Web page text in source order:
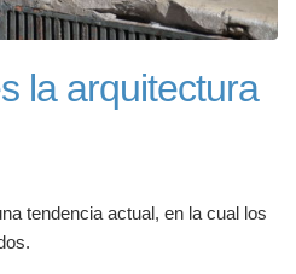
la arquitectura
tendencia actual, en la cual los